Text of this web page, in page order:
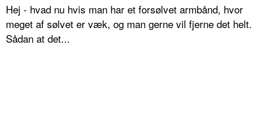
Hej - hvad nu hvis man har et forsølvet armbånd, hvor
meget af sølvet er væk, og man gerne vil fjerne det helt.
Sådan at det...